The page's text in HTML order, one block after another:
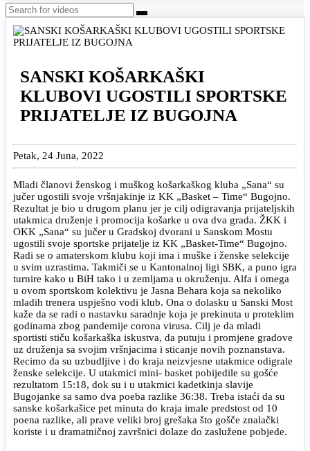
SANSKI KOŠARKAŠKI
KLUBOVI UGOSTILI SPORTSKE
PRIJATELJE IZ BUGOJNA
Petak, 24 Juna, 2022
Mladi članovi ženskog i muškog košarkaškog kluba „Sana“ su
jučer ugostili svoje vršnjakinje iz KK „Basket – Time“ Bugojno.
Rezultat je bio u drugom planu jer je cilj odigravanja prijateljskih
utakmica druženje i promocija košarke u ova dva grada. ŽKK i
OKK „Sana“ su jučer u Gradskoj dvorani u Sanskom Mostu
ugostili svoje sportske prijatelje iz KK „Basket-Time“ Bugojno.
Radi se o amaterskom klubu koji ima i muške i ženske selekcije
u svim uzrastima. Takmiči se u Kantonalnoj ligi SBK, a puno igra
turnire kako u BiH tako i u zemljama u okruženju. Alfa i omega
u ovom sportskom kolektivu je Jasna Behara koja sa nekoliko
mladih trenera uspješno vodi klub. Ona o dolasku u Sanski Most
kaže da se radi o nastavku saradnje koja je prekinuta u proteklim
godinama zbog pandemije corona virusa. Cilj je da mladi
sportisti stiču košarkaška iskustva, da putuju i promjene gradove
uz druženja sa svojim vršnjacima i sticanje novih poznanstava.
Recimo da su uzbudljive i do kraja neizvjesne utakmice odigrale
ženske selekcije. U utakmici mini- basket pobijedile su gošće
rezultatom 15:18, dok su i u utakmici kadetkinja slavije
Bugojanke sa samo dva poeba razlike 36:38. Treba istaći da su
sanske košarkašice pet minuta do kraja imale predstost od 10
poena razlike, ali prave veliki broj grešaka što gošče znalački
koriste i u dramatničnoj završnici dolaze do zaslužene pobjede.